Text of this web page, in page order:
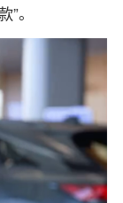
。